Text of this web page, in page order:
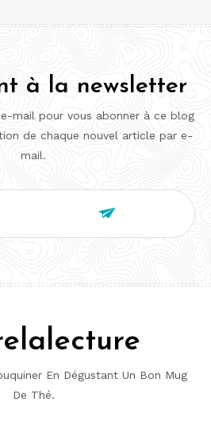
à la newsletter
mail pour vous abonner à ce blog
de chaque nouvel article par e-
mail.

En Dégustant Un Bon Mug
De Thé.